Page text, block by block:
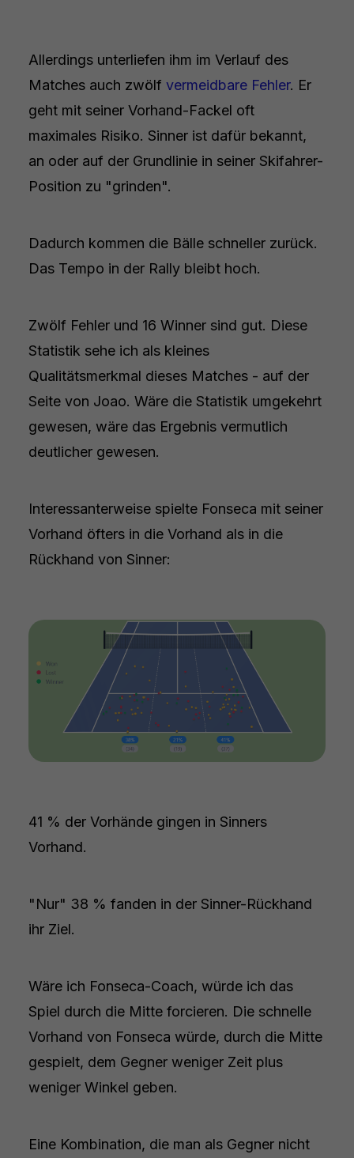
Allerdings unterliefen ihm im Verlauf des
Matches auch zwölf vermeidbare Fehler. Er
geht mit seiner Vorhand-Fackel oft
maximales Risiko. Sinner ist dafür bekannt,
an oder auf der Grundlinie in seiner Skifahrer-
Position zu "grinden".
Dadurch kommen die Bälle schneller zurück.
Das Tempo in der Rally bleibt hoch.
Zwölf Fehler und 16 Winner sind gut. Diese
Statistik sehe ich als kleines
Qualitätsmerkmal dieses Matches - auf der
Seite von Joao. Wäre die Statistik umgekehrt
gewesen, wäre das Ergebnis vermutlich
deutlicher gewesen.
Interessanterweise spielte Fonseca mit seiner
Vorhand öfters in die Vorhand als in die
Rückhand von Sinner:
41 % der Vorhände gingen in Sinners
Vorhand.
"Nur" 38 % fanden in der Sinner-Rückhand
ihr Ziel.
Wäre ich Fonseca-Coach, würde ich das
Spiel durch die Mitte forcieren. Die schnelle
Vorhand von Fonseca würde, durch die Mitte
gespielt, dem Gegner weniger Zeit plus
weniger Winkel geben.
Eine Kombination, die man als Gegner nicht